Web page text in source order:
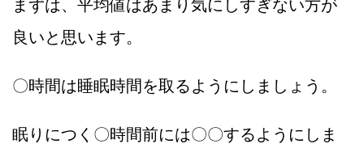
まずは、平均値はあまり気にしすぎない方が
良いと思います。
〇時間は睡眠時間を取るようにしましょう。
眠りにつく〇時間前には〇〇するようにしま